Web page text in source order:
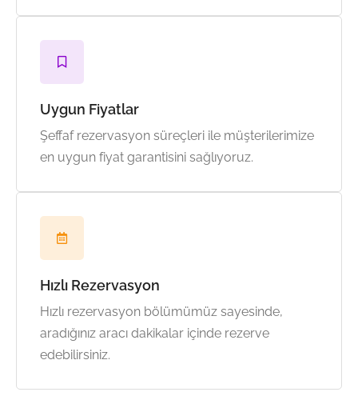
Uygun Fiyatlar
Şeffaf rezervasyon süreçleri ile müşterilerimize
en uygun fiyat garantisini sağlıyoruz.
Hızlı Rezervasyon
Hızlı rezervasyon bölümümüz sayesinde,
aradığınız aracı dakikalar içinde rezerve
edebilirsiniz.